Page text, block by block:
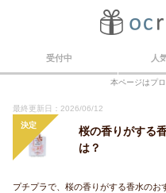
受付中 人
本ページはプ
最終更新日：2026/06/12
決定
桜の香りがする
は？
プチプラで、桜の香りがする香水のお